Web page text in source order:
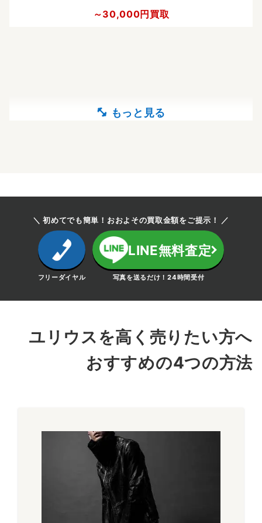
～30,000円買取
＼ 初めてでも簡単！おおよその買取金額をご提示！ ／
フリーダイヤル
LINE無料査定
写真を送るだけ！24時間受付
ユリウスを高く売りたい方へ
おすすめの4つの方法